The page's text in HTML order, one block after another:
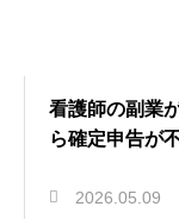
看護師の副業
ら確定申告が
2026.05.09